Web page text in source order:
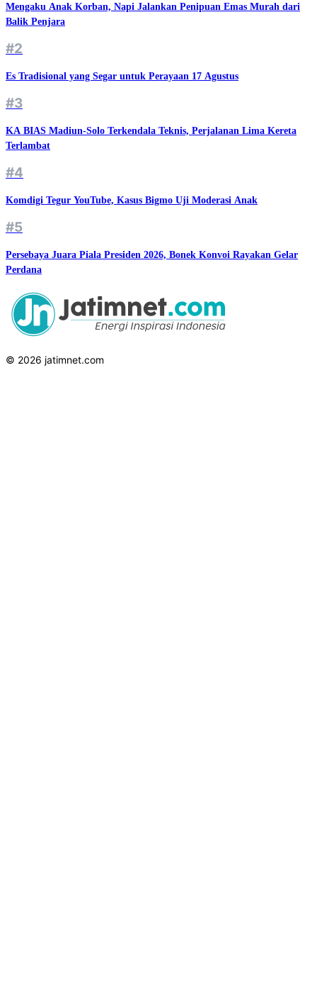
Mengaku Anak Korban, Napi Jalankan Penipuan Emas Murah dari
Balik Penjara
#2
Es Tradisional yang Segar untuk Perayaan 17 Agustus
#3
KA BIAS Madiun-Solo Terkendala Teknis, Perjalanan Lima Kereta
Terlambat
#4
Komdigi Tegur YouTube, Kasus Bigmo Uji Moderasi Anak
#5
Persebaya Juara Piala Presiden 2026, Bonek Konvoi Rayakan Gelar
Perdana
© 2026 jatimnet.com